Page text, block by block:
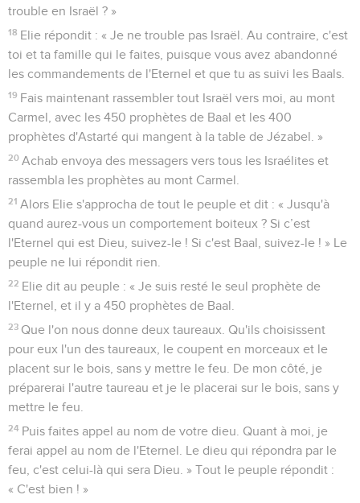
trouble en Israël ? »
18 Elie répondit : « Je ne trouble pas Israël. Au contraire, c'est
toi et ta famille qui le faites, puisque vous avez abandonné
les commandements de l'Eternel et que tu as suivi les Baals.
19 Fais maintenant rassembler tout Israël vers moi, au mont
Carmel, avec les 450 prophètes de Baal et les 400
prophètes d'Astarté qui mangent à la table de Jézabel. »
20 Achab envoya des messagers vers tous les Israélites et
rassembla les prophètes au mont Carmel.
21 Alors Elie s'approcha de tout le peuple et dit : « Jusqu'à
quand aurez-vous un comportement boiteux ? Si c’est
l'Eternel qui est Dieu, suivez-le ! Si c'est Baal, suivez-le ! » Le
peuple ne lui répondit rien.
22 Elie dit au peuple : « Je suis resté le seul prophète de
l'Eternel, et il y a 450 prophètes de Baal.
23 Que l'on nous donne deux taureaux. Qu'ils choisissent
pour eux l'un des taureaux, le coupent en morceaux et le
placent sur le bois, sans y mettre le feu. De mon côté, je
préparerai l'autre taureau et je le placerai sur le bois, sans y
mettre le feu.
24 Puis faites appel au nom de votre dieu. Quant à moi, je
ferai appel au nom de l'Eternel. Le dieu qui répondra par le
feu, c'est celui-là qui sera Dieu. » Tout le peuple répondit :
« C'est bien ! »